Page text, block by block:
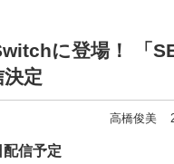
に登場！ 「
定
高橋俊美
配信予定